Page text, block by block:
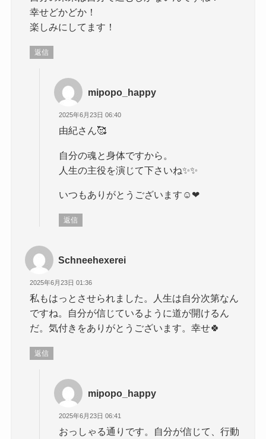
幸せどかどか！
楽しみにしてます！
返信
mipopo_happy
2025年6月23日 06:40
由紀さん🥰
自分の魂と身体ですから。
人生の主役を演じて下さいね✨️✨️
いつもありがとうございます☺️❤
返信
Schneehexerei
2025年6月23日 01:36
私もはっとさせられました。人生は自分次第なん
ですね。自分が信じているように道が開けるん
だ。気付きをありがとうございます。幸せ🍀
返信
mipopo_happy
2025年6月23日 06:41
おっしゃる通りです。自分が信じて、行動